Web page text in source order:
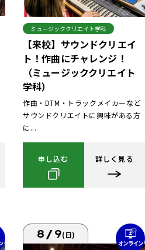
ミュージッククリエイト学科
【来校】サウンドクリエイ
ト！作曲にチャレンジ！
（ミュージッククリエイト
学科）
作曲・DTM・トラックメイカーなど
サウンドクリエイトに興味がある方
に...
申し込む 詳しく見る
8/9(日)